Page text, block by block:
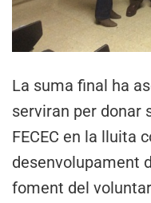
La suma final ha
serviran per donar
FECEC en la lluita
desenvolupament
foment del